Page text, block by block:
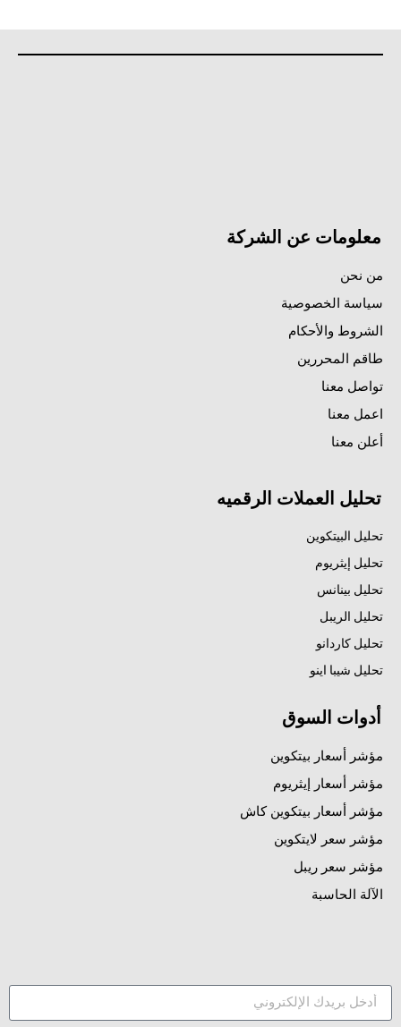
معلومات عن الشركة
من نحن
سياسة الخصوصية
الشروط والأحكام
طاقم المحررين
تواصل معنا
اعمل معنا
أعلن معنا
تحليل العملات الرقميه
تحليل البيتكوين
تحليل إيثريوم
تحليل بينانس
تحليل الريبل
تحليل كاردانو
تحليل شيبا اينو
أدوات السوق
مؤشر أسعار بيتكوين
مؤشر أسعار إيثريوم
مؤشر أسعار بيتكوين كاش
مؤشر سعر لايتكوين
مؤشر سعر ريبل
الآلة الحاسبة